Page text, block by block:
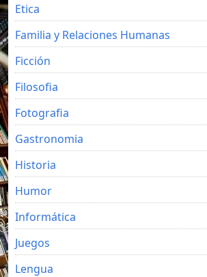
Etica
Familia y Relaciones Humanas
Ficción
Filosofia
Fotografia
Gastronomia
Historia
Humor
Informática
Juegos
Lengua